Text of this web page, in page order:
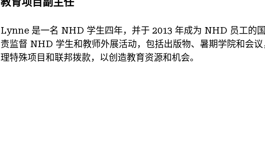
Lynne 是一名 NHD 学生四年，并于 2013 年成为 NHD 员工的
责监督 NHD 学生和教师外展活动，包括出版物、暑期学院和会
理特殊项目和联邦拨款，以创造教育资源和机会。